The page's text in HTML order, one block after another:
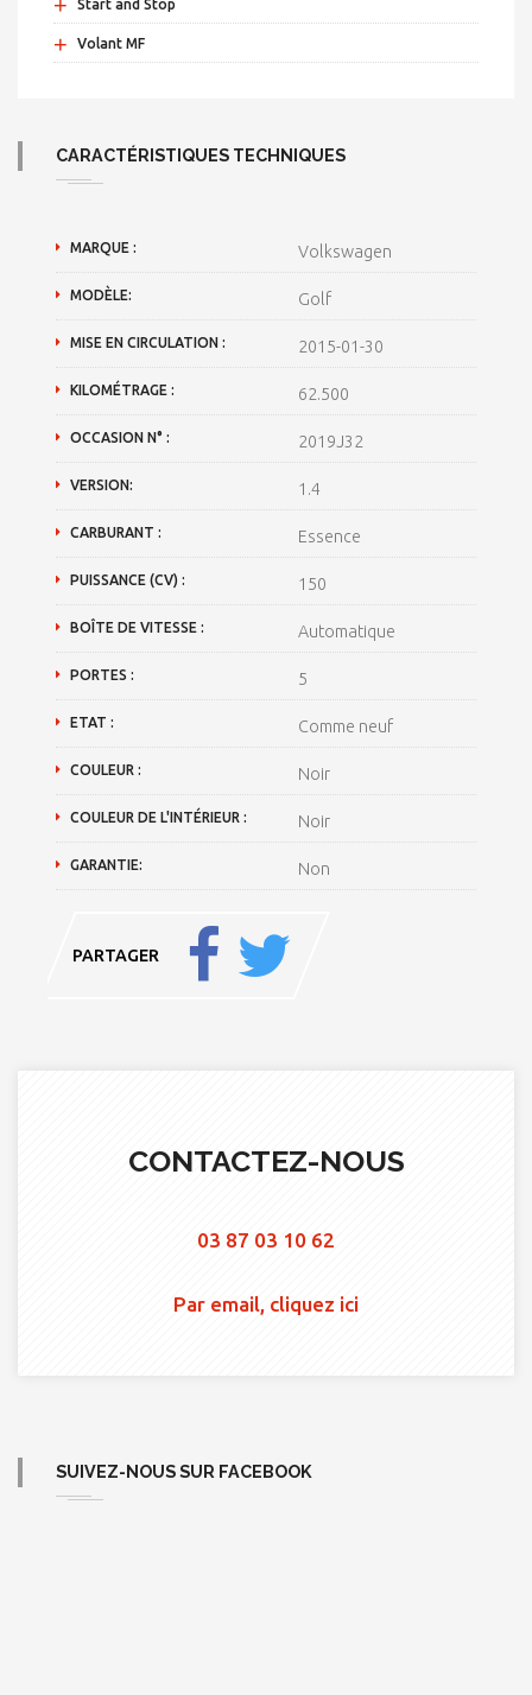
Start and Stop
+ Volant MF
CARACTÉRISTIQUES TECHNIQUES
MARQUE : Volkswagen
MODÈLE: Golf
MISE EN CIRCULATION : 2015-01-30
KILOMÉTRAGE : 62.500
OCCASION N° : 2019J32
VERSION: 1.4
CARBURANT : Essence
PUISSANCE (CV) : 150
BOÎTE DE VITESSE : Automatique
PORTES : 5
ETAT : Comme neuf
COULEUR : Noir
COULEUR DE L'INTÉRIEUR : Noir
GARANTIE: Non
PARTAGER
CONTACTEZ-NOUS
03 87 03 10 62
Par email, cliquez ici
SUIVEZ-NOUS SUR FACEBOOK